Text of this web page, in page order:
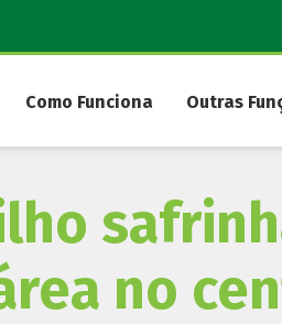
Como Funciona Outras
no